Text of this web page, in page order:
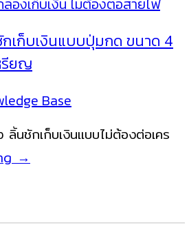
เก็บ
เงิน
พร้อม
ใบ
เสร็จ
ใน
รองรับ
กเก็บเงินแบบปุ่มกด ขนาด 4
รียญ
Base
ลิ้นชักเก็บเงินแบบไม่ต้องต่อเคร
NITA
ชัก
→